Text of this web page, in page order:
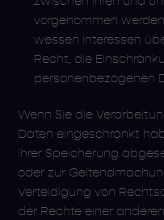
vorgenommen
wessen Interessen
Recht, die
personenbezogenen
Wenn Sie die
Daten eingeschränkt
ihrer Speicherung
oder zur
Verteidigung von
der Rechte einer